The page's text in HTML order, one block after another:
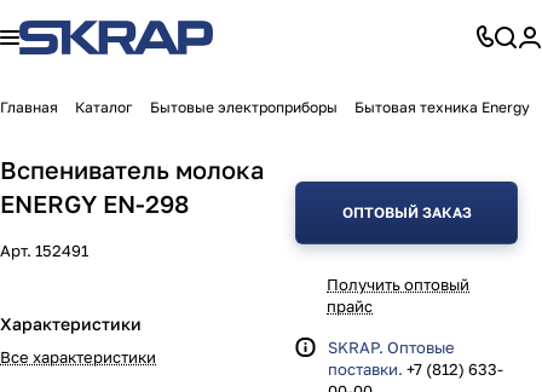
Главная Каталог Бытовые электроприборы Бытовая техника Energy
Вспениватель молока
ENERGY EN-298
Арт. 152491
Характеристики
Все характеристики
ОПТОВЫЙ ЗАКАЗ
Получить оптовый
прайс
SKRAP. Оптовые
поставки. +7 (812) 633-